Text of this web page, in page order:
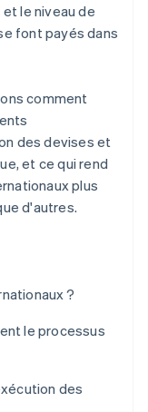
le niveau de
font payés dans
comment
des devises et
et ce qui rend
plus
d'autres.
?
le processus
des